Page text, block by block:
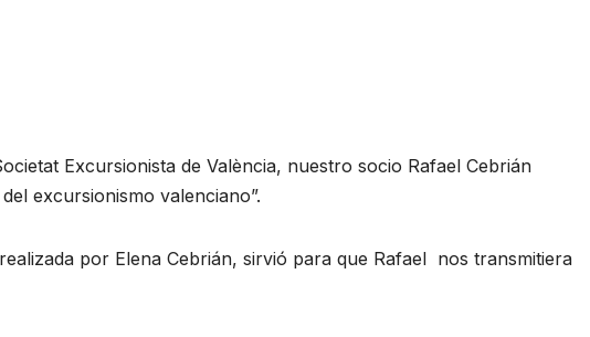
Excursionista de València, nuestro socio Rafael Cebrián
excursionismo valenciano”.
por Elena Cebrián, sirvió para que Rafael nos transmitiera